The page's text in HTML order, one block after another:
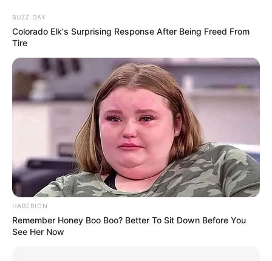
TEKNOLOGI
BUZZ DAY
Colorado Elk's Surprising Response After Being Freed From
Tire
HABERION
Remember Honey Boo Boo? Better To Sit Down Before You
See Her Now